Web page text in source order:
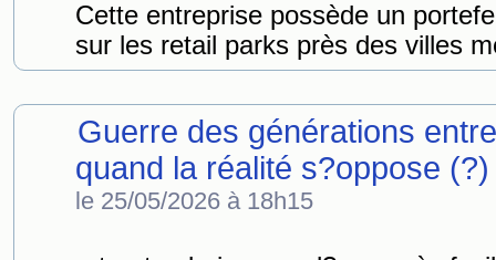
Cette entreprise possède un
sur les retail parks près des villes
Guerre des générations
quand la réalité s?oppose (?)
le 25/05/2026 à 18h15